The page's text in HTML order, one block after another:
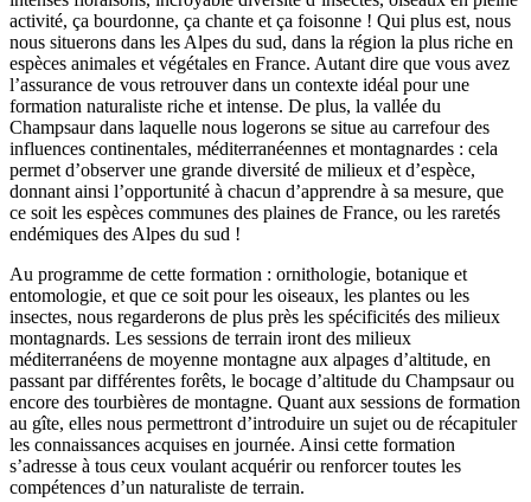
activité, ça bourdonne, ça chante et ça foisonne ! Qui plus est, nous
nous situerons dans les Alpes du sud, dans la région la plus riche en
espèces animales et végétales en France. Autant dire que vous avez
l’assurance de vous retrouver dans un contexte idéal pour une
formation naturaliste riche et intense. De plus, la vallée du
Champsaur dans laquelle nous logerons se situe au carrefour des
influences continentales, méditerranéennes et montagnardes : cela
permet d’observer une grande diversité de milieux et d’espèce,
donnant ainsi l’opportunité à chacun d’apprendre à sa mesure, que
ce soit les espèces communes des plaines de France, ou les raretés
endémiques des Alpes du sud !
Au programme de cette formation : ornithologie, botanique et
entomologie, et que ce soit pour les oiseaux, les plantes ou les
insectes, nous regarderons de plus près les spécificités des milieux
montagnards. Les sessions de terrain iront des milieux
méditerranéens de moyenne montagne aux alpages d’altitude, en
passant par différentes forêts, le bocage d’altitude du Champsaur ou
encore des tourbières de montagne. Quant aux sessions de formation
au gîte, elles nous permettront d’introduire un sujet ou de récapituler
les connaissances acquises en journée. Ainsi cette formation
s’adresse à tous ceux voulant acquérir ou renforcer toutes les
compétences d’un naturaliste de terrain.